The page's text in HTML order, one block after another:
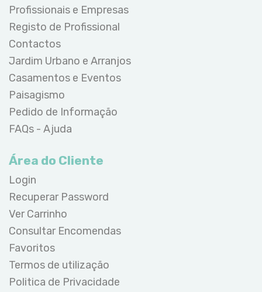
Profissionais e Empresas
Registo de Profissional
Contactos
Jardim Urbano e Arranjos
Casamentos e Eventos
Paisagismo
Pedido de Informação
FAQs - Ajuda
Área do Cliente
Login
Recuperar Password
Ver Carrinho
Consultar Encomendas
Favoritos
Termos de utilização
Politica de Privacidade